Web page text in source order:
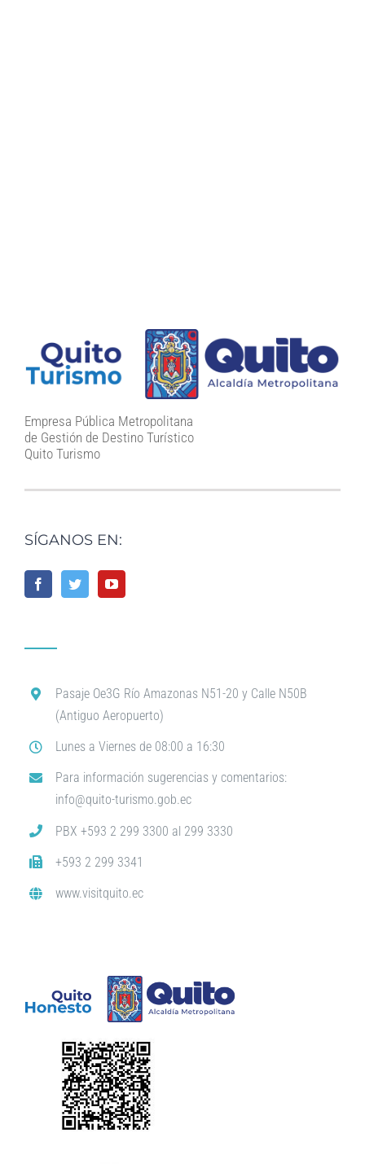
Empresa Pública Metropolitana
de Gestión de Destino Turístico
Quito Turismo
SÍGANOS EN:
Pasaje Oe3G Río Amazonas N51-20 y Calle N50B
(Antiguo Aeropuerto)
Lunes a Viernes de 08:00 a 16:30
Para información sugerencias y comentarios:
info@quito-turismo.gob.ec
PBX +593 2 299 3300 al 299 3330
+593 2 299 3341
www.visitquito.ec